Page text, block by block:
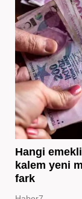
Hangi
kalem yeni
fark